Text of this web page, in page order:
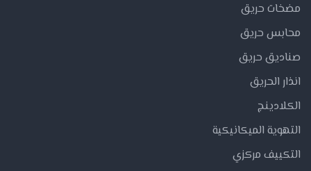
مضخات حريق
محابس حريق
صناديق حريق
انذار الحريق
الكلادينج
التهوية الميكانيكية
التكييف مركزي